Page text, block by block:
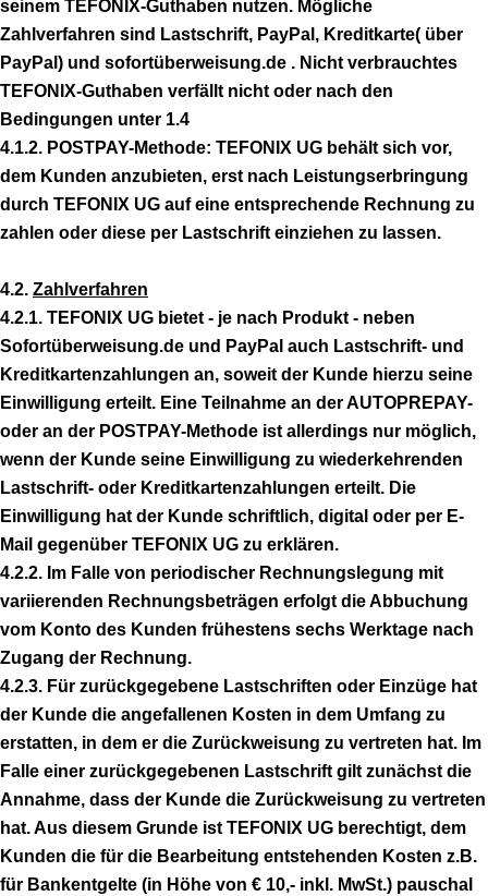
seinem TEFONIX-Guthaben nutzen. Mögliche
Zahlverfahren sind Lastschrift, PayPal, Kreditkarte( über
PayPal) und sofortüberweisung.de . Nicht verbrauchtes
TEFONIX-Guthaben verfällt nicht oder nach den
Bedingungen unter 1.4
4.1.2. POSTPAY-Methode: TEFONIX UG behält sich vor,
dem Kunden anzubieten, erst nach Leistungserbringung
durch TEFONIX UG auf eine entsprechende Rechnung zu
zahlen oder diese per Lastschrift einziehen zu lassen.
4.2. Zahlverfahren
4.2.1. TEFONIX UG bietet - je nach Produkt - neben
Sofortüberweisung.de und PayPal auch Lastschrift- und
Kreditkartenzahlungen an, soweit der Kunde hierzu seine
Einwilligung erteilt. Eine Teilnahme an der AUTOPREPAY-
oder an der POSTPAY-Methode ist allerdings nur möglich,
wenn der Kunde seine Einwilligung zu wiederkehrenden
Lastschrift- oder Kreditkartenzahlungen erteilt. Die
Einwilligung hat der Kunde schriftlich, digital oder per E-
Mail gegenüber TEFONIX UG zu erklären.
4.2.2. Im Falle von periodischer Rechnungslegung mit
variierenden Rechnungsbeträgen erfolgt die Abbuchung
vom Konto des Kunden frühestens sechs Werktage nach
Zugang der Rechnung.
4.2.3. Für zurückgegebene Lastschriften oder Einzüge hat
der Kunde die angefallenen Kosten in dem Umfang zu
erstatten, in dem er die Zurückweisung zu vertreten hat. Im
Falle einer zurückgegebenen Lastschrift gilt zunächst die
Annahme, dass der Kunde die Zurückweisung zu vertreten
hat. Aus diesem Grunde ist TEFONIX UG berechtigt, dem
Kunden die für die Bearbeitung entstehenden Kosten z.B.
für Bankentgelte (in Höhe von € 10,- inkl. MwSt.) pauschal